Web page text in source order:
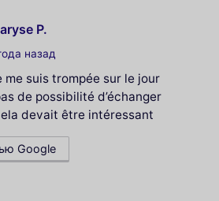
P.
назад
me suis trompée sur le jour
de possibilité d’échanger
devait être intéressant
Google